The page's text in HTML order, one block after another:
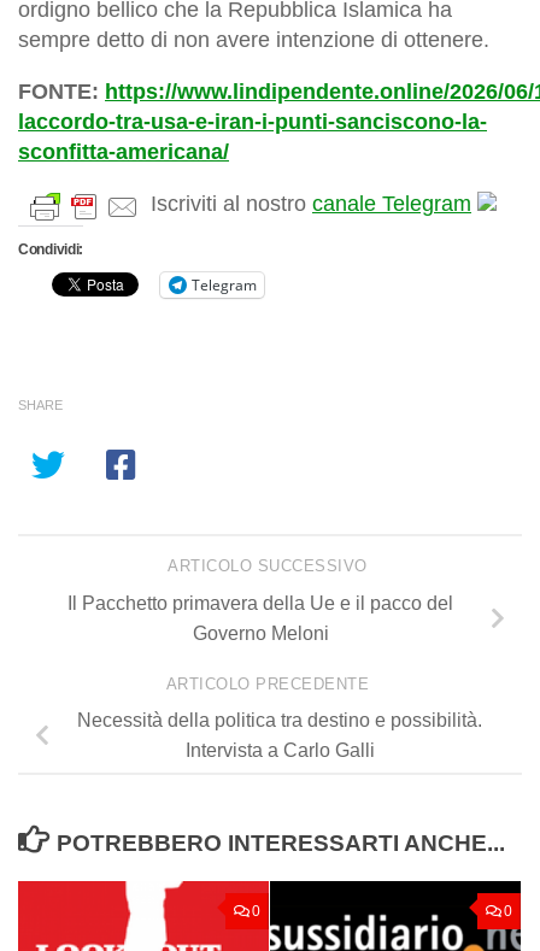
ordigno bellico che la Repubblica Islamica ha
sempre detto di non avere intenzione di ottenere.
FONTE: https://www.lindipendente.online/2026/
laccordo-tra-usa-e-iran-i-punti-sanciscono-la-
sconfitta-americana/
Iscriviti al nostro canale Telegram
Condividi:
Telegram
SHARE
ARTICOLO SUCCESSIVO
Il Pacchetto primavera della Ue e il pacco del
Governo Meloni
ARTICOLO PRECEDENTE
Necessità della politica tra destino e possibilità.
Intervista a Carlo Galli
POTREBBERO INTERESSARTI ANCHE...
0 0